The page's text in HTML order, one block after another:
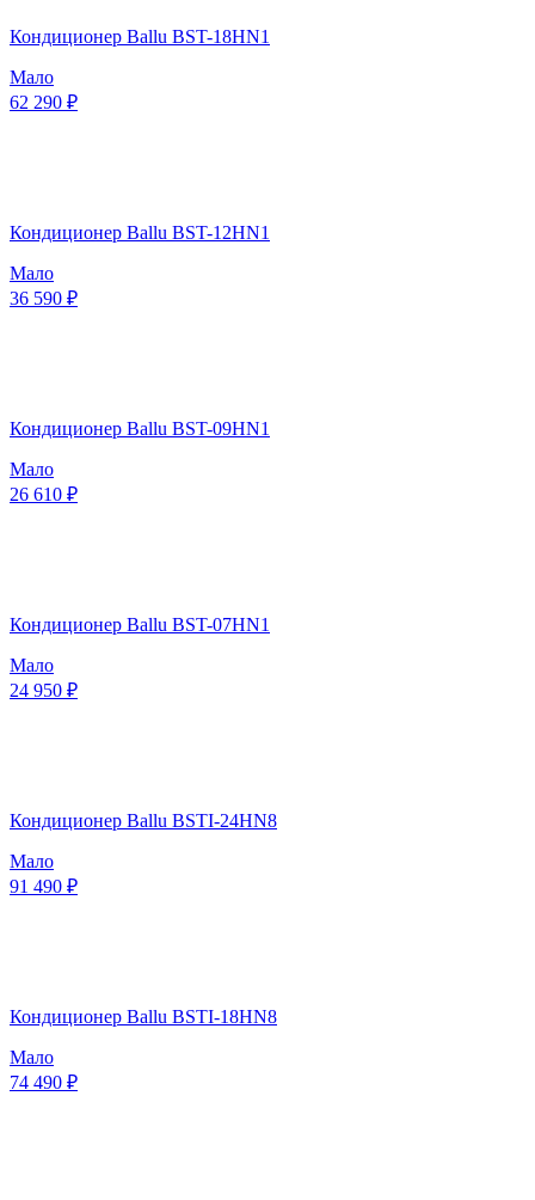
Кондиционер Ballu BST-18HN1
Мало
62 290 ₽
Кондиционер Ballu BST-12HN1
Мало
36 590 ₽
Кондиционер Ballu BST-09HN1
Мало
26 610 ₽
Кондиционер Ballu BST-07HN1
Мало
24 950 ₽
Кондиционер Ballu BSTI-24HN8
Мало
91 490 ₽
Кондиционер Ballu BSTI-18HN8
Мало
74 490 ₽